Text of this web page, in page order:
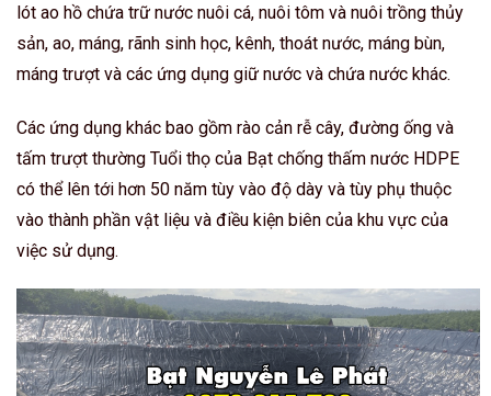
lót ao hồ chứa trữ nước nuôi cá, nuôi tôm và nuôi trồng thủy
sản, ao, máng, rãnh sinh học, kênh, thoát nước, máng bùn,
máng trượt và các ứng dụng giữ nước và chứa nước khác.
Các ứng dụng khác bao gồm rào cản rễ cây, đường ống và
tấm trượt thường Tuổi thọ của Bạt chống thấm nước HDPE
có thể lên tới hơn 50 năm tùy vào độ dày và tùy phụ thuộc
vào thành phần vật liệu và điều kiện biên của khu vực của
việc sử dụng.